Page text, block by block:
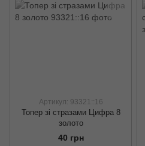
Артикул: 93321::16
Топер зі стразами Цифра 8
золото
40 грн